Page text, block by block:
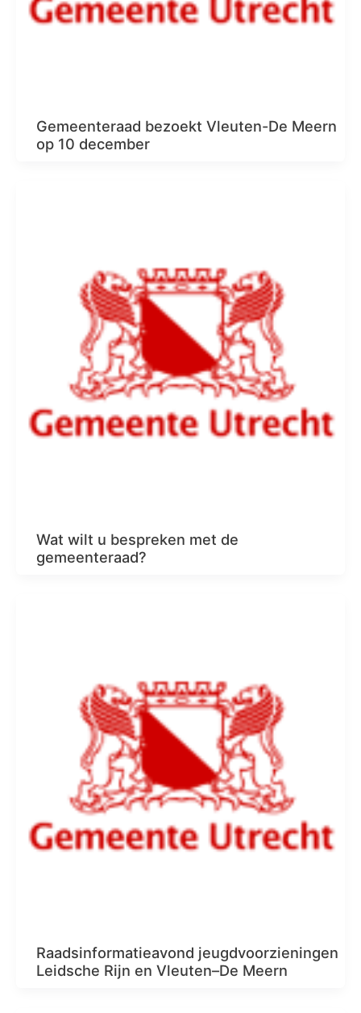
Gemeenteraad bezoekt Vleuten-De Meern
op 10 december
Wat wilt u bespreken met de
gemeenteraad?
Raadsinformatieavond jeugdvoorzieningen
Leidsche Rijn en Vleuten–De Meern